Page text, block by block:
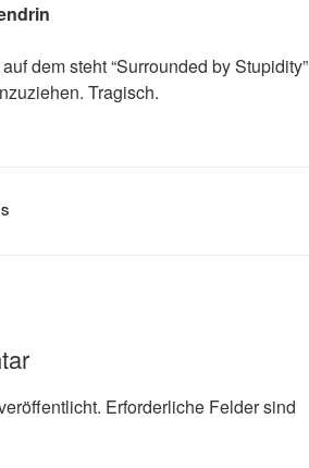
dem steht “Surrounded by Stupidity”
Tragisch.
Erforderliche Felder sind